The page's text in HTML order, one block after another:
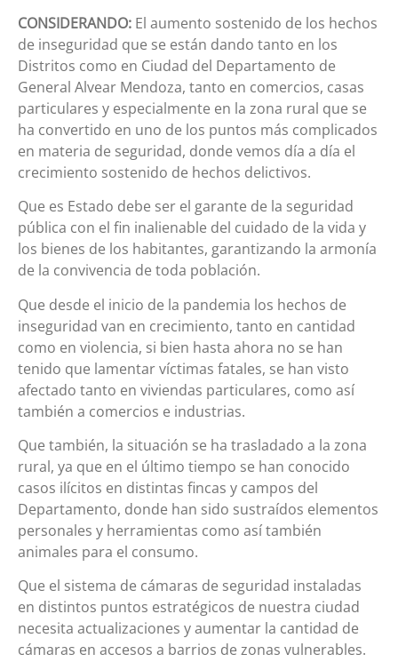
CONSIDERANDO: El aumento sostenido de los hechos
de inseguridad que se están dando tanto en los
Distritos como en Ciudad del Departamento de
General Alvear Mendoza, tanto en comercios, casas
particulares y especialmente en la zona rural que se
ha convertido en uno de los puntos más complicados
en materia de seguridad, donde vemos día a día el
crecimiento sostenido de hechos delictivos.
Que es Estado debe ser el garante de la seguridad
pública con el fin inalienable del cuidado de la vida y
los bienes de los habitantes, garantizando la armonía
de la convivencia de toda población.
Que desde el inicio de la pandemia los hechos de
inseguridad van en crecimiento, tanto en cantidad
como en violencia, si bien hasta ahora no se han
tenido que lamentar víctimas fatales, se han visto
afectado tanto en viviendas particulares, como así
también a comercios e industrias.
Que también, la situación se ha trasladado a la zona
rural, ya que en el último tiempo se han conocido
casos ilícitos en distintas fincas y campos del
Departamento, donde han sido sustraídos elementos
personales y herramientas como así también
animales para el consumo.
Que el sistema de cámaras de seguridad instaladas
en distintos puntos estratégicos de nuestra ciudad
necesita actualizaciones y aumentar la cantidad de
cámaras en accesos a barrios de zonas vulnerables.